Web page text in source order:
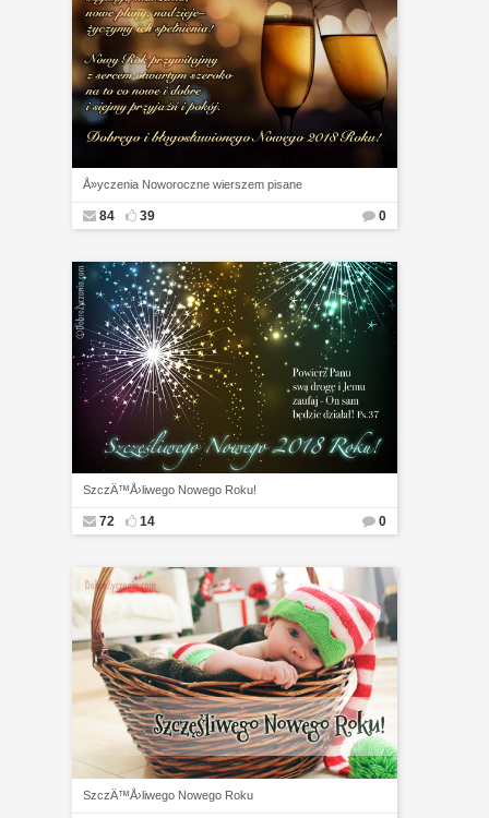
Å»yczenia Noworoczne wierszem pisane
84 39 0
SzczÄ™Å›liwego Nowego Roku!
72 14 0
SzczÄ™Å›liwego Nowego Roku